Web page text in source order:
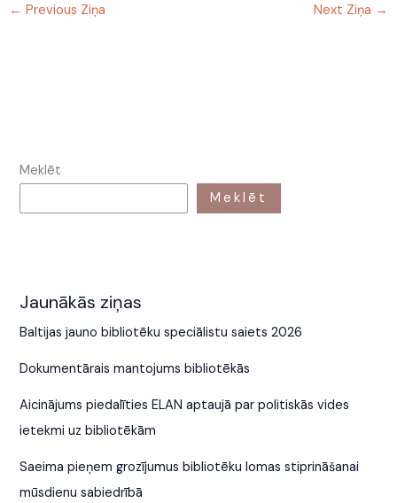
← Previous Ziņa Next Ziņa →
Meklēt
Meklēt
Jaunākās ziņas
Baltijas jauno bibliotēku speciālistu saiets 2026
Dokumentārais mantojums bibliotēkās
Aicinājums piedalīties ELAN aptaujā par politiskās vides
ietekmi uz bibliotēkām
Saeima pieņem grozījumus bibliotēku lomas stiprināšanai
mūsdienu sabiedrībā